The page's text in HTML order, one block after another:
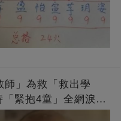
師」為救「救出學
緊抱4童」全網淚